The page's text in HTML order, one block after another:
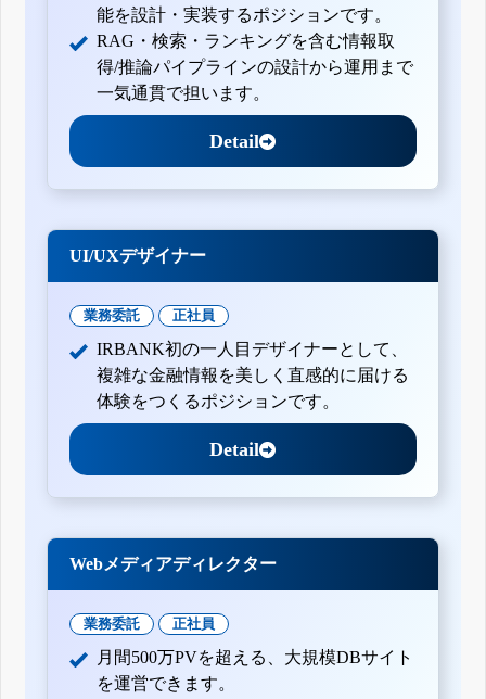
能を設計・実装するポジションです。
RAG・検索・ランキングを含む情報取
得/推論パイプラインの設計から運用まで
一気通貫で担います。
Detail
UI/UXデザイナー
業務委託 正社員
IRBANK初の一人目デザイナーとして、
複雑な金融情報を美しく直感的に届ける
体験をつくるポジションです。
Detail
Webメディアディレクター
業務委託 正社員
月間500万PVを超える、大規模DBサイト
を運営できます。